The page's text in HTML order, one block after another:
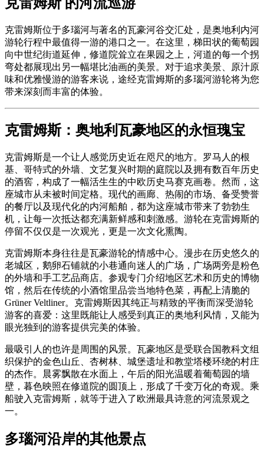
克雷姆斯 的河流巡游
克雷姆斯位于多瑙河与著名的瓦豪河谷交汇处，是奥地利内河
游轮行程中最值得一游的港口之一。在这里，梯田状的葡萄园
向中世纪街道延伸，修道院耸立在果园之上，河道的每一个拐
弯处都展现出另一幅堪比油画的美景。对于追求美景、原汁原
味和优雅慢游的游客来说，途经克雷姆斯的多瑙河游轮将为您
带来深刻而丰富的体验。
克雷姆斯：奥地利瓦豪地区的永恒瑰宝
克雷姆斯是一个让人感觉历史近在咫尺的地方。罗马人的根
基、哥特式的外墙、文艺复兴时期的庭院以及拥有数百年历史
的酒窖，构成了一幅活生生的中欧历史马赛克画卷。然而，这
座城市从未被时间定格。现代的画廊、热闹的市场、备受赞誉
的餐厅以及现代化的内河船舶，都为这座城市带来了勃勃生
机，让每一次抵达都充满新鲜感和刺激感。游轮在克雷姆斯的
停留不仅仅是一次观光，更是一次文化熏陶。
克雷姆斯本身往往是瓦豪游轮的情感中心。漫步在历史悠久的
老城区，鹅卵石铺就的小巷通向迷人的广场，广场两旁是粉色
的外墙和手工艺品商店。参观专门介绍地区艺术和历史的博物
馆，然后在传统的小酒馆里品尝当地特色菜，再配上清脆的
Grüner Veltliner。克雷姆斯因其纯正与精致的平衡而深受游轮
游客的喜爱：这里既能让人感受到真正的奥地利风情，又能为
眼光独到的游客提供完美的体验。
最吸引人的也许是周围的风景。瓦豪地区是受联合国教科文组
织保护的金色山丘、杏树林、城堡遗址和教堂塔楼环绕的村庄
的杰作。晨雾飘散在水面上，午后的阳光温暖着葡萄园的墙
壁，暮色映照在修道院的圆顶上，形成了千变万化的奇观。乘
船驶入克雷姆斯，就等于进入了欧洲最具诗意的河流景观之
一。
多瑙河沿岸的其他景点